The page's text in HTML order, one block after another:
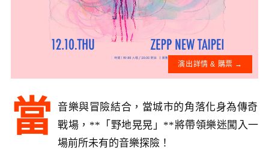
演出詳情 & 購票 →
當
音樂與冒險結合，當城市的角落化身為傳奇
戰場，**「野地晃晃」**將帶領樂迷闖入一
場前所未有的音樂探險！